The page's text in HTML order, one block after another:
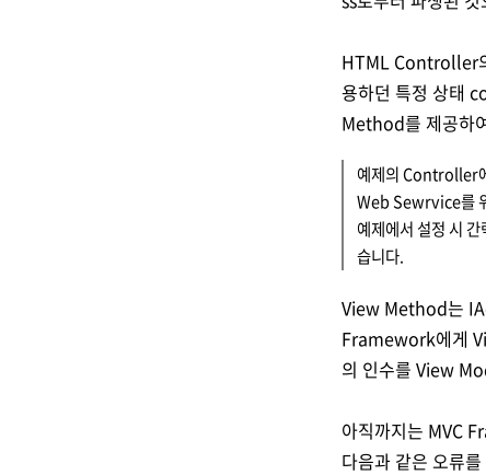
HTML Controller
용하던 특정 상태
Method를 제공하
예제의 Controller
Web Sewrvice를
예제에서 설정 시
습니다.
View Method는
Framework에게
의 인수를 View
아직까지는 MVC
다음과 같은 오류